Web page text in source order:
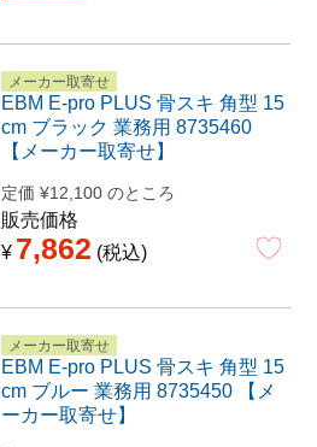
メーカー取寄せ
EBM E-pro PLUS 骨スキ 角型 15
cm ブラック 業務用 8735460
【メーカー取寄せ】
定価 ¥12,100 のところ
販売価格
¥ 7,862 税込
メーカー取寄せ
EBM E-pro PLUS 骨スキ 角型 15
cm ブルー 業務用 8735450 【メ
ーカー取寄せ】